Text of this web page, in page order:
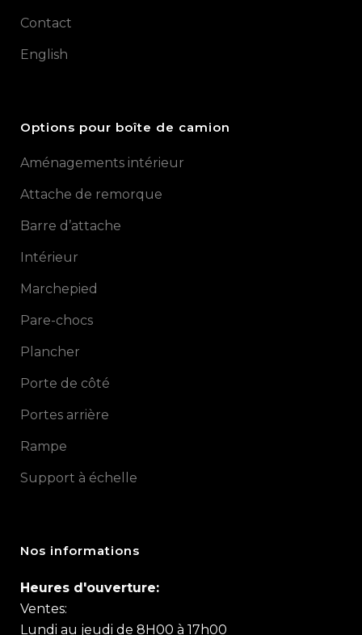
Contact
English
Options pour boîte de camion
Aménagements intérieur
Attache de remorque
Barre d’attache
Intérieur
Marchepied
Pare-chocs
Plancher
Porte de côté
Portes arrière
Rampe
Support à échelle
Nos informations
Heures d'ouverture:
Ventes:
Lundi au jeudi de 8H00 à 17h00